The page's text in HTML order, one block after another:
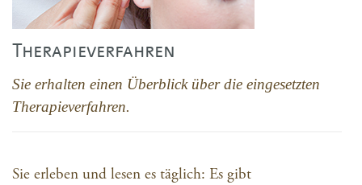
Therapieverfahren
Sie erhalten einen Überblick über die eingesetzten
Therapieverfahren.
Sie erleben und lesen es täglich: Es gibt